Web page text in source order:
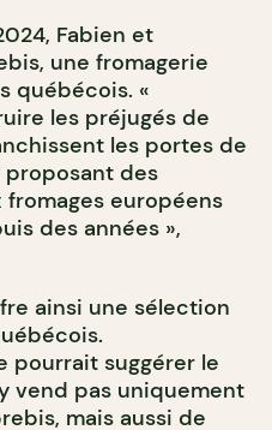
Fabien et
une fromagerie
québécois. «
les préjugés de
les portes de
des
européens
des années »,
ainsi une sélection
pourrait suggérer le
vend pas uniquement
mais aussi de